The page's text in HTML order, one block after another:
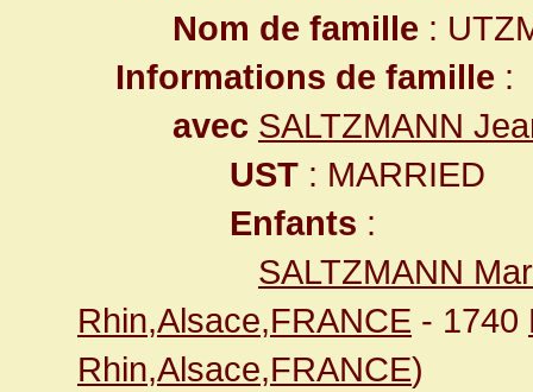
Nom de famille :
Informations de famille :
avec SALTZMANN
UST : MARRIED
Enfants :
SALTZMANN
Rhin,Alsace,FRANCE - 1740
Rhin,Alsace,FRANCE)